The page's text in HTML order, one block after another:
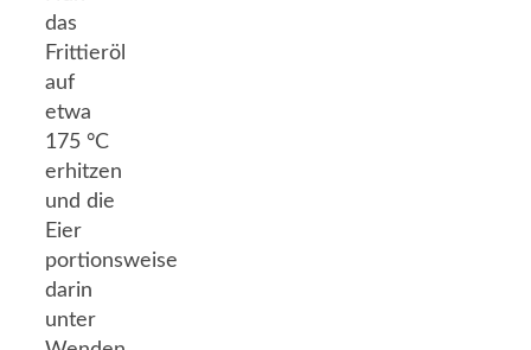
das
Frittieröl
auf
etwa
175 °C
erhitzen
und die
Eier
portionsweise
darin
unter